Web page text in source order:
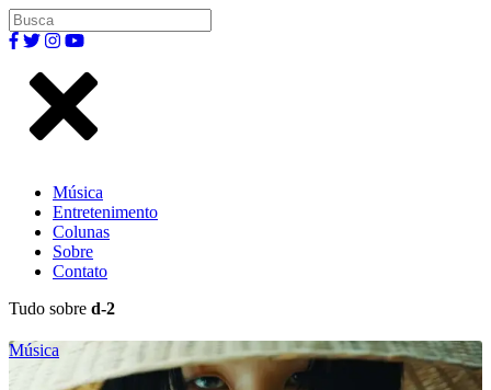
Música
Entretenimento
Colunas
Sobre
Contato
Tudo sobre d-2
Música